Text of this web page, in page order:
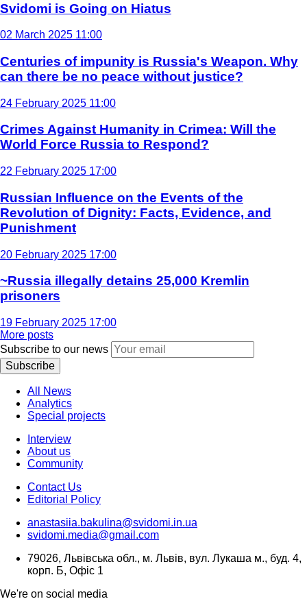
Svidomi is Going on Hiatus
02 March 2025 11:00
Centuries of impunity is Russia's Weapon. Why
can there be no peace without justice?
24 February 2025 11:00
Crimes Against Humanity in Crimea: Will the
World Force Russia to Respond?
22 February 2025 17:00
Russian Influence on the Events of the
Revolution of Dignity: Facts, Evidence, and
Punishment
20 February 2025 17:00
~Russia illegally detains 25,000 Kremlin
prisoners
19 February 2025 17:00
More posts
Subscribe to our news
Subscribe
All News
Analytics
Special projects
Interview
About us
Community
Contact Us
Editorial Policy
anastasiia.bakulina@svidomi.in.ua
svidomi.media@gmail.com
79026, Львівська обл., м. Львів, вул. Лукаша м., буд. 4,
корп. Б, Офіс 1
We're on social media